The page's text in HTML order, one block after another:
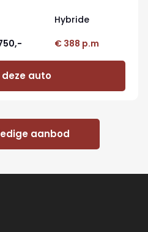
Hybride
€ 388 p.m
deze auto
aanbod